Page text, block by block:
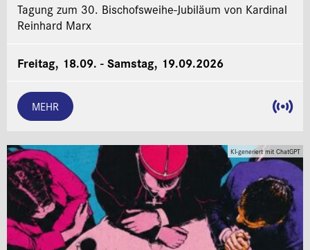
Tagung zum 30. Bischofsweihe-Jubiläum von Kardinal
Reinhard Marx
Freitag, 18.09. - Samstag, 19.09.2026
MEHR
KI-generiert mit ChatGPT